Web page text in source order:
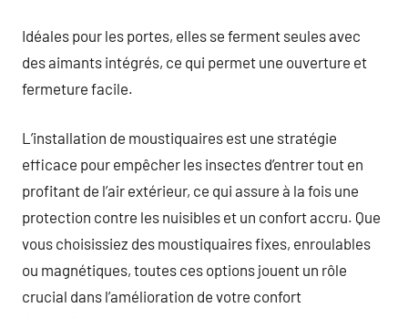
Idéales pour les portes, elles se ferment seules avec
des aimants intégrés, ce qui permet une ouverture et
fermeture facile.
L’installation de moustiquaires est une stratégie
efficace pour empêcher les insectes d’entrer tout en
profitant de l’air extérieur, ce qui assure à la fois une
protection contre les nuisibles et un confort accru. Que
vous choisissiez des moustiquaires fixes, enroulables
ou magnétiques, toutes ces options jouent un rôle
crucial dans l’amélioration de votre confort